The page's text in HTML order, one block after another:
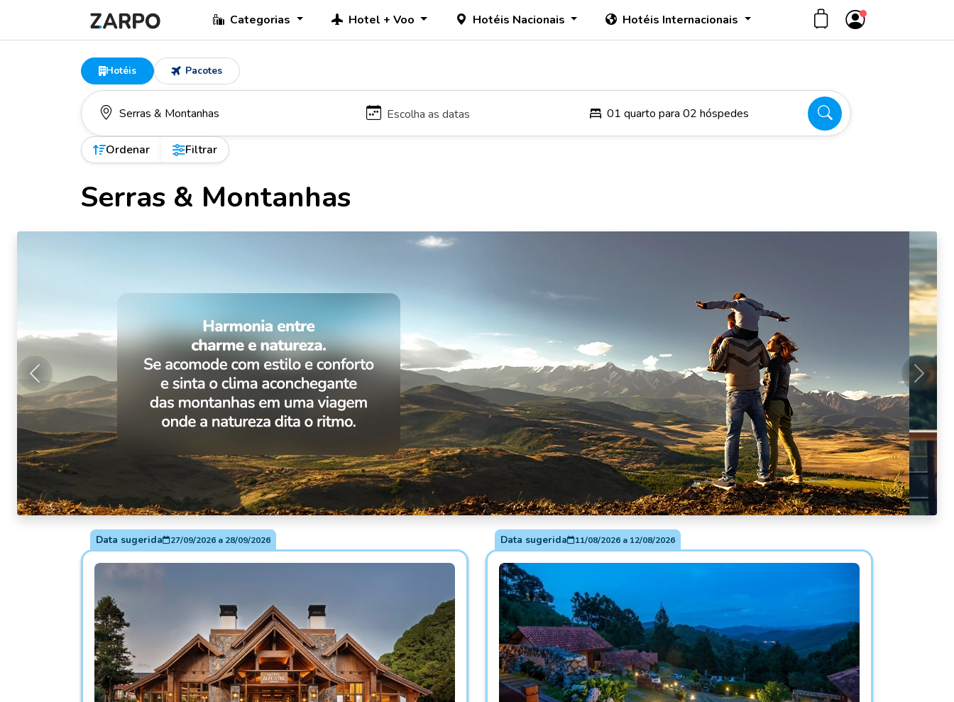
Categorias Hotel + Voo Hotéis Nacionais Hotéis Internacionais
Hotéis Pacotes
01 quarto para 02 hóspedes
Ordenar Filtrar
Serras & Montanhas
Anterior
Data sugerida 27/09/2026a 28/09/2026 Data sugerida 11/08/2026a 12/08/2026